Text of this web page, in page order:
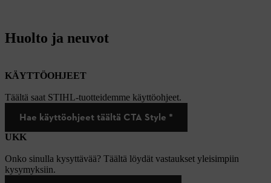
Huolto ja neuvot
KÄYTTÖOHJEET
Täältä saat STIHL-tuotteidemme käyttöohjeet.
Hae käyttöohjeet täältä CTA Style *
UKK
Onko sinulla kysyttävää? Täältä löydät vastaukset yleisimpiin
kysymyksiin.